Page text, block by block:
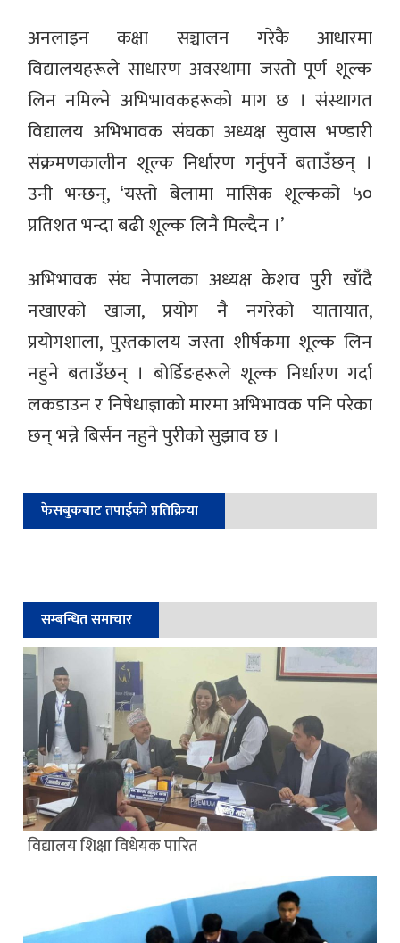
अनलाइन कक्षा सञ्चालन गरेकै आधारमा
विद्यालयहरूले साधारण अवस्थामा जस्तो पूर्ण शूल्क
लिन नमिल्ने अभिभावकहरूको माग छ । संस्थागत
विद्यालय अभिभावक संघका अध्यक्ष सुवास भण्डारी
संक्रमणकालीन शूल्क निर्धारण गर्नुपर्ने बताउँछन् ।
उनी भन्छन्, ‘यस्तो बेलामा मासिक शूल्कको ५०
प्रतिशत भन्दा बढी शूल्क लिनै मिल्दैन ।’
अभिभावक संघ नेपालका अध्यक्ष केशव पुरी खाँदै
नखाएको खाजा, प्रयोग नै नगरेको यातायात,
प्रयोगशाला, पुस्तकालय जस्ता शीर्षकमा शूल्क लिन
नहुने बताउँछन् । बोर्डिङहरूले शूल्क निर्धारण गर्दा
लकडाउन र निषेधाज्ञाको मारमा अभिभावक पनि परेका
छन् भन्ने बिर्सन नहुने पुरीको सुझाव छ ।
फेसबुकबाट तपाईको प्रतिक्रिया
सम्बन्धित समाचार
विद्यालय शिक्षा विधेयक पारित